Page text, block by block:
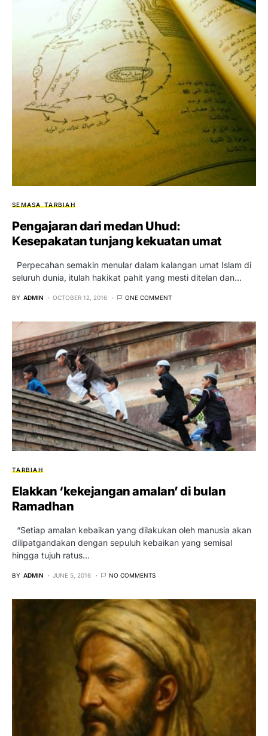
SEMASA TARBIAH
Pengajaran dari medan Uhud:
Kesepakatan tunjang kekuatan umat
Perpecahan semakin menular dalam kalangan umat Islam di
seluruh dunia, itulah hakikat pahit yang mesti ditelan dan…
BY ADMIN OCTOBER 12, 2016 ONE COMMENT
TARBIAH
Elakkan ‘kekejangan amalan’ di bulan
Ramadhan
“Setiap amalan kebaikan yang dilakukan oleh manusia akan
dilipatgandakan dengan sepuluh kebaikan yang semisal
hingga tujuh ratus…
BY ADMIN JUNE 5, 2016 NO COMMENTS